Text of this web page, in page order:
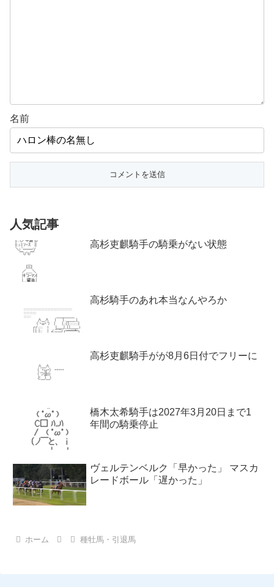
名前
人気記事
高杉吏麒騎手の騎乗がない状態
高杉騎手のあれ本当なんやろか
高杉吏麒騎手がが8月6日付でフリーに
橋木太希騎手は2027年3月20日まで1
年間の騎乗停止
ヴェルテンベルク「早かった」 マスカ
レードボール「遅かった」
ホーム 種牡馬・引退馬